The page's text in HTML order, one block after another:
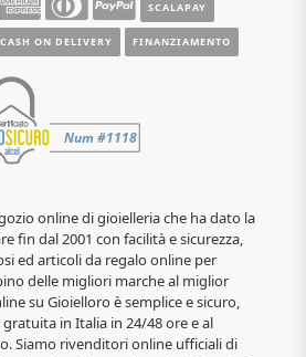
SCALAPAY
CASH ON DELIVERY FINANZIAMENTO
online di gioielleria che ha dato la
fin dal 2001 con facilità e sicurezza,
ed articoli da regalo online per
delle migliori marche al miglior
su Gioielloro è semplice e sicuro,
in Italia in 24/48 ore e al
Siamo rivenditori online ufficiali di